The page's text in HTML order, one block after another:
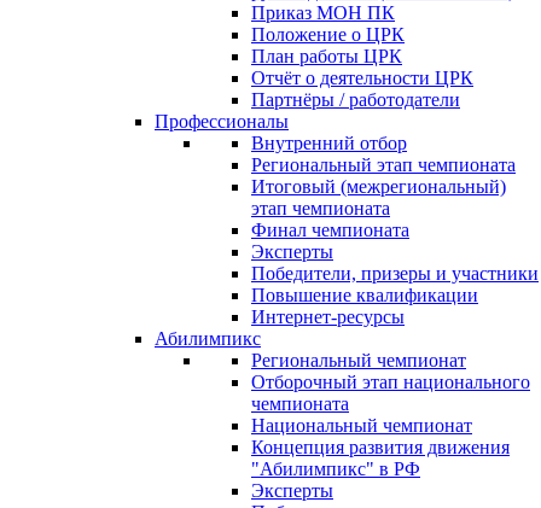
Приказ МОН ПК
Положение о ЦРК
План работы ЦРК
Отчёт о деятельности ЦРК
Партнёры / работодатели
Профессионалы
Внутренний отбор
Региональный этап чемпионата
Итоговый (межрегиональный)
этап чемпионата
Финал чемпионата
Эксперты
Победители, призеры и участники
Повышение квалификации
Интернет-ресурсы
Абилимпикс
Региональный чемпионат
Отборочный этап национального
чемпионата
Национальный чемпионат
Концепция развития движения
"Абилимпикс" в РФ
Эксперты